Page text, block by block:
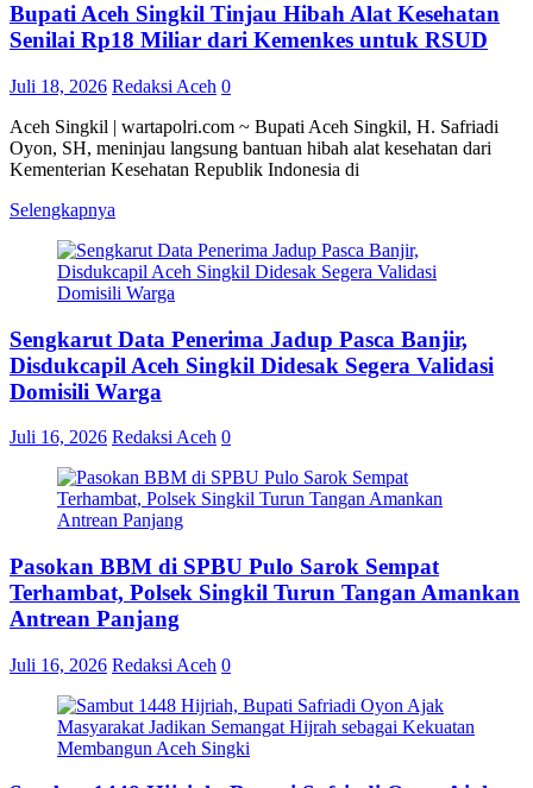
Bupati Aceh Singkil Tinjau Hibah Alat Kesehatan
Senilai Rp18 Miliar dari Kemenkes untuk RSUD
Juli 18, 2026 Redaksi Aceh 0
Aceh Singkil | wartapolri.com ~ Bupati Aceh Singkil, H. Safriadi
Oyon, SH, meninjau langsung bantuan hibah alat kesehatan dari
Kementerian Kesehatan Republik Indonesia di
Selengkapnya
Sengkarut Data Penerima Jadup Pasca Banjir,
Disdukcapil Aceh Singkil Didesak Segera Validasi
Domisili Warga
Juli 16, 2026 Redaksi Aceh 0
Pasokan BBM di SPBU Pulo Sarok Sempat
Terhambat, Polsek Singkil Turun Tangan Amankan
Antrean Panjang
Juli 16, 2026 Redaksi Aceh 0